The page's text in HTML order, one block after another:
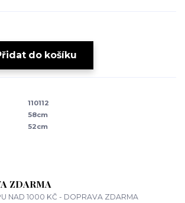
do košíku
110112
58cm
52cm
ZDARMA
NAD 1000 KČ - DOPRAVA ZDARMA